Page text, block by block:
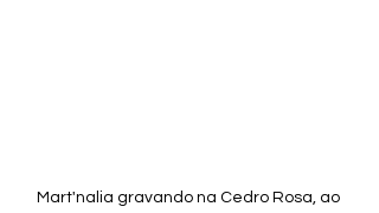
Mart'nalia gravando na Cedro Rosa, ao